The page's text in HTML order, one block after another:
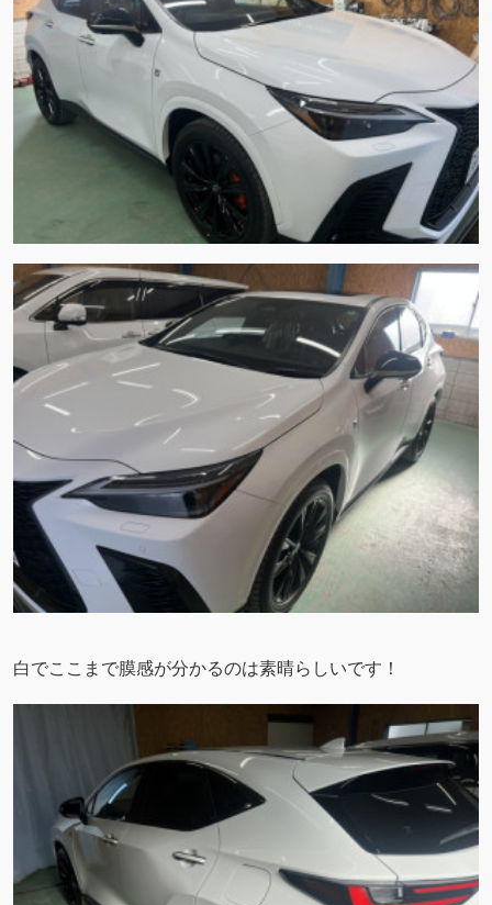
白でここまで膜感が分かるのは素晴らしいです！